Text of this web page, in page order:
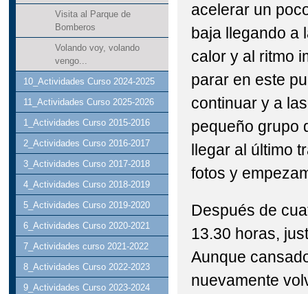
Visita al Parque de
Bomberos
Volando voy, volando
vengo...
10_Actividades Curso 2024-2025
11_Actividades Curso 2025-2026
1_Actividades Curso 2015-2016
2_Actividades Curso 2016-2017
3_Actividades Curso 2017-2018
4_Actividades Curso 2018-2019
5_Actividades Curso 2019-2020
6_Actividades Curso 2020-2021
7_Actividades curso 2021-2022
8_Actividades Curso 2022-2023
9_Actividades Curso 2023-2024
acelerar un
baja llegando a
calor y al ritmo
parar en este
continuar y a
pequeño grupo
llegar al último
fotos y
Después de
13.30 horas,
Aunque
nuevamente